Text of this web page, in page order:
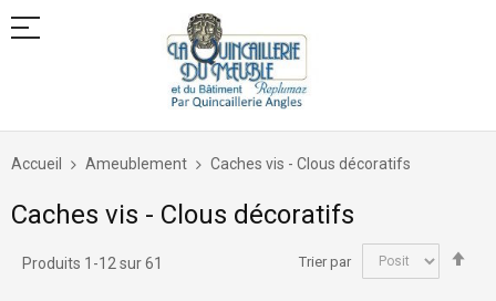
Allez
contenu
Accueil Ameublement Caches vis - Clous décoratifs
Caches vis - Clous décoratifs
Produits 1 -12 sur61 Trier par